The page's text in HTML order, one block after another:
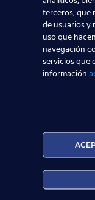
Leer más
Nuevas rutas
te busca en
El Aeropuerto
millones de
para el
terceros, que
de usuarios y
uso que
navegación
servicios que
información